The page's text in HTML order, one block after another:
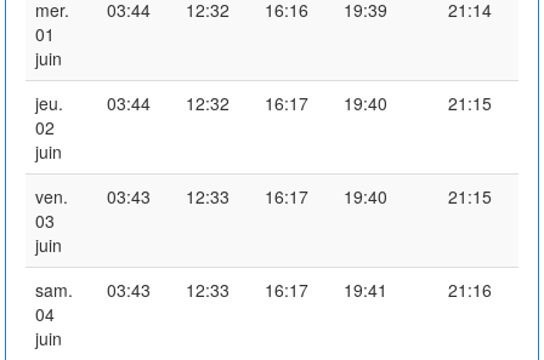
mer.
01
juin
03:44 12:32 16:16 19:39 21:14
jeu.
02
juin
03:44 12:32 16:17 19:40 21:15
ven.
03
juin
03:43 12:33 16:17 19:40 21:15
sam.
04
juin
03:43 12:33 16:17 19:41 21:16